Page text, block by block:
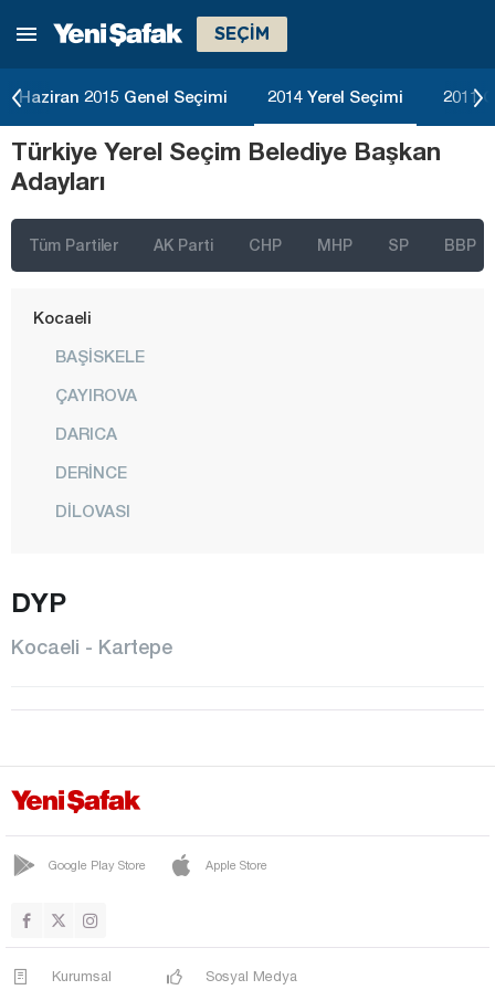
SEÇİM
Haziran 2015 Genel Seçimi 2014 Yerel Seçimi 2011
Türkiye Yerel Seçim Belediye Başkan
Adayları
Tüm Partiler AK Parti CHP MHP SP BBP
Kars
Kırıkkale
Kırklareli
Kilis
Kocaeli
BAŞİSKELE
ÇAYIROVA
DARICA
DERİNCE
DİLOVASI
KÖRFEZ
Kütahya
Manisa
Mardin
DYP
Kocaeli - Kartepe
Google Play Store Apple Store
Kurumsal Sosyal Medya